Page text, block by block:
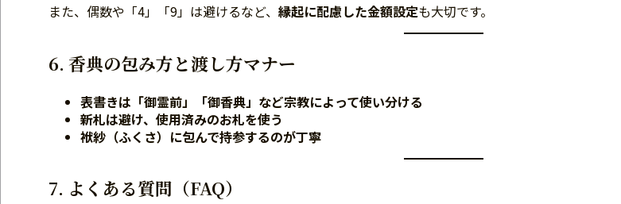
また、偶数や「4」「9」は避けるなど、 縁起に配慮した金額設定も大切です。
6. 香典の包み方と渡し方マナー
表書きは「御霊前」「御香典」など宗教によって使い分ける
新札は避け、使用済みのお札を使う
袱紗（ふくさ）に包んで持参するのが丁寧
7. よくある質問（FAQ）